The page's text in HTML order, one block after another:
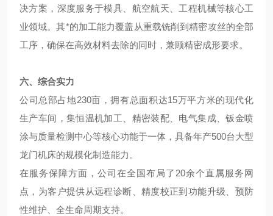
决方案，深度服务于模具、航空航天、工程机械等核心工
业领域。其*的加工能力覆盖从重载铣削到精密攻丝的全部
工序，确保在高效材料去除的同时，兼顾精密成形要求。
六、综合实力
公司总部占地230亩，拥有总面积达15万平方米的现代化
生产车间，集恒温机加工、精密装配、电气集成、钣金喷
涂与质量检测中心等核心功能于一体，具备年产500台大型
龙门机床的规模化制造能力。
在服务保障方面，公司在全国布局了20余个直属服务网
点，为客户提供从远程诊断、精度校正到功能升级、预防
性维护、全生命周期支持。